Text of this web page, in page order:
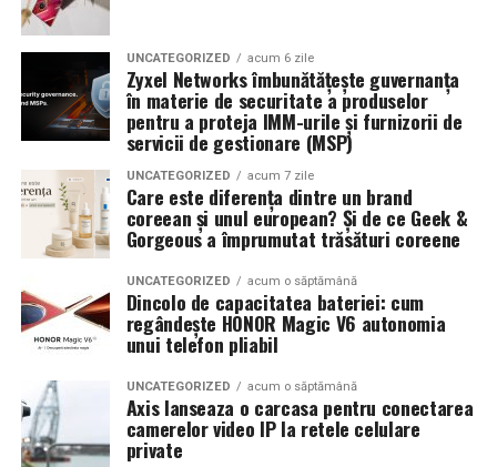
Pe 13 februarie la ora 18:30
invitați la proiecția specială din
, alături de regizorulPaul Decuși de
actoriiGabriel Vatavu, Sergiu Costache, Azaleea
Necula, Alexandra Răduță.
De „Ziua Îndrăgostiților”, pe14 februarie, în Cinema
City Iulius Mall Suceava, de la 18:30, spectatorii sunt
invitați la film alături de regizorulPaul Decu și de
actoriiSergiu Costache, Vlad si Oana Gherman,
Alexandra Răduță.
Cineplexx Băneasa Shopping City
București
găzduiește o proiecție specială în prezența
întregii echipe pe15 februarie, de la 17:30.
ÎnCraiova , regizorulPaul Decuși actoriiSergiu
Costache, Azaleea Necula și Oana Gherman
UNCATEGORIZED acum 6 zile
Zyxel Networks îmbunătățește guvernanța
în materie de securitate a produselor
pentru a proteja IMM-urile și furnizorii de
servicii de gestionare (MSP)
UNCATEGORIZED acum 7 zile
Care este diferența dintre un brand
coreean și unul european? Și de ce Geek &
Gorgeous a împrumutat trăsături coreene
UNCATEGORIZED acum o săptămână
Dincolo de capacitatea bateriei: cum
regândește HONOR Magic V6 autonomia
unui telefon pliabil
UNCATEGORIZED acum o săptămână
Axis lanseaza o carcasa pentru conectarea
camerelor video IP la retele celulare
private